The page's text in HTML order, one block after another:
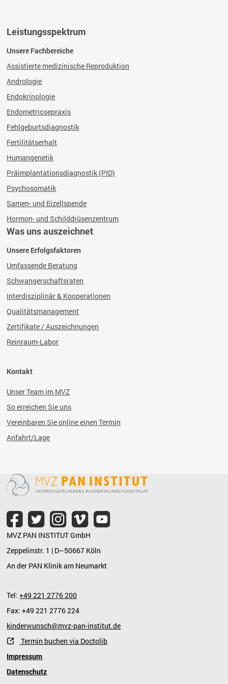
Leistungsspektrum
Unsere Fachbereiche
Assistierte medizinische Reproduktion
Andrologie
Endokrinologie
Endometriosepraxis
Fehlgeburtsdiagnostik
Fertilitätserhalt
Humangenetik
Präimplantationsdiagnostik (PID)
Psychosomatik
Samen- und Eizellspende
Hormon- und Schilddrüsenzentrum
Was uns auszeichnet
Unsere Erfolgsfaktoren
Umfassende Beratung
Schwangerschaftsraten
Interdisziplinär & Kooperationen
Qualitätsmanagement
Zertifikate / Auszeichnungen
Reinraum-Labor
Kontakt
Unser Team im MVZ
So erreichen Sie uns
Vereinbaren Sie online einen Termin
Anfahrt/Lage
MVZ PAN INSTITUT GmbH
Zeppelinstr. 1 | D–50667 Köln
An der PAN Klinik am Neumarkt
Tel:+49 221 2776 200
Fax: +49 221 2776 224
kinderwunsch@mvz-pan-institut.de
Termin buchen via Doctolib
Impressum
Datenschutz